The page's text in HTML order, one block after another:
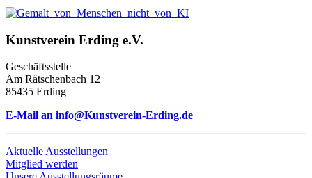
Kunstverein Erding e.V.
Geschäftsstelle
Am Rätschenbach 12
85435 Erding
E-Mail an info@Kunstverein-Erding.de
Aktuelle Ausstellungen
Mitglied werden